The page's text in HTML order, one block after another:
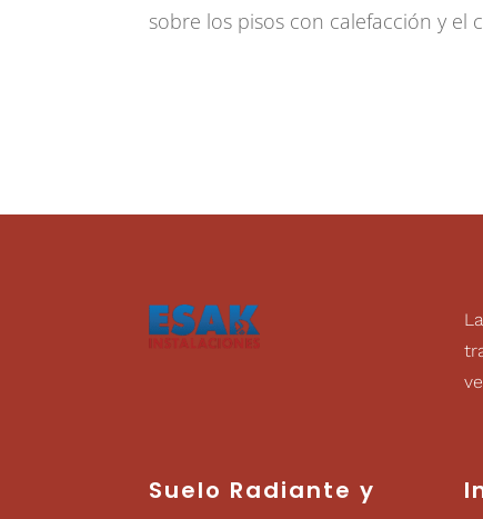
sobre los pisos con calefacción y el
Suelo Radiante y